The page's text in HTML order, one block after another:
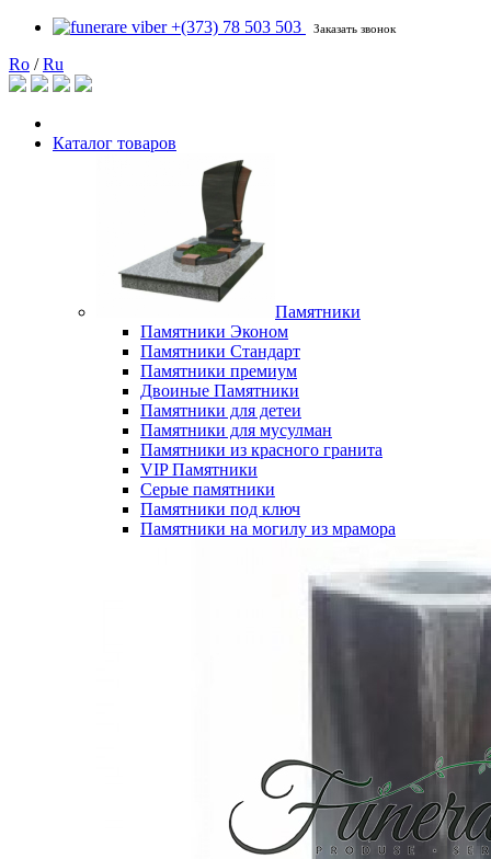
+(373) 78 503 503
Заказать звонок
Ro /Ru
Каталог товаров
Памятники
Памятники Эконом
Памятники Стандарт
Памятники премиум
Двоиные Памятники
Памятники для детеи
Памятники для мусулман
Памятники из красного гранита
VIP Памятники
Серые памятники
Памятники под ключ
Памятники на могилу из мрамора